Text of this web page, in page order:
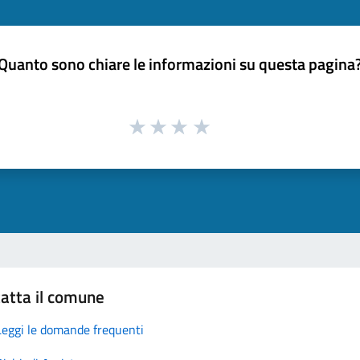
sono chiare le informazioni su questa
il comune
le domande frequenti